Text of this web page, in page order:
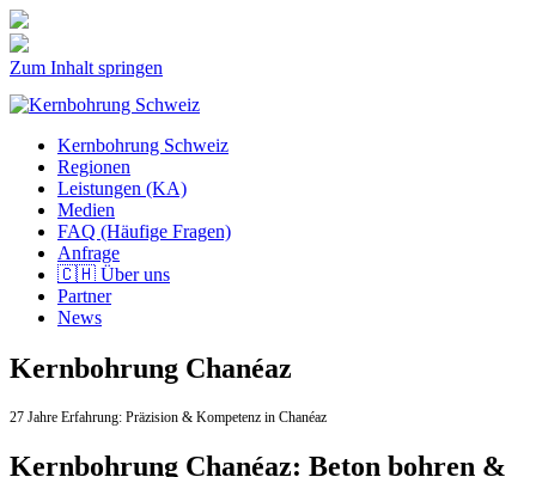
Zum Inhalt springen
Kernbohrung Schweiz
Regionen
Leistungen (KA)
Medien
FAQ (Häufige Fragen)
Anfrage
🇨🇭 Über uns
Partner
News
Kernbohrung Chanéaz
27 Jahre Erfahrung: Präzision & Kompetenz in Chanéaz
Kernbohrung Chanéaz: Beton bohren &